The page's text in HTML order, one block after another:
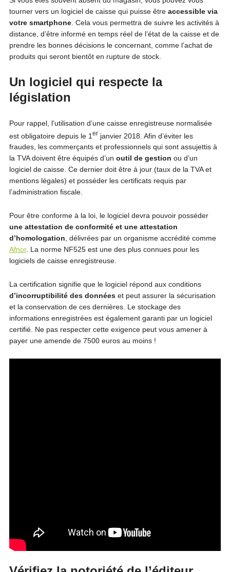
tourner vers un logiciel de caisse qui puisse être accessible via
votre smartphone. Cela vous permettra de suivre les activités à
distance, d’être informé en temps réel de l’état de la caisse et de
prendre les bonnes décisions le concernant, comme l’achat de
produits qui seront bientôt en rupture de stock.
Un logiciel qui respecte la
législation
Pour rappel, l’utilisation d’une caisse enregistreuse normalisée
est obligatoire depuis le 1 er janvier 2018. Afin d’éviter les
fraudes, les commerçants et professionnels qui sont assujettis à
la TVA doivent être équipés d’un outil de gestion ou d’un
logiciel de caisse. Ce dernier doit être à jour (taux de la TVA et
mentions légales) et posséder les certificats requis par
l’administration fiscale.
Pour être conforme à la loi, le logiciel devra pouvoir posséder
une attestation de conformité et une attestation
d’homologation, délivrées par un organisme accrédité comme
Afnor. La norme NF525 est une des plus connues pour les
logiciels de caisse enregistreuse.
La certification signifie que le logiciel répond aux conditions
d’incorruptibilité des donnéeset peut assurer la sécurisation
et la conservation de ces dernières. Le stockage des
informations enregistrées est également garanti par un logiciel
certifié. Ne pas respecter cette exigence peut vous amener à
payer une amende de 7500 euros au moins !